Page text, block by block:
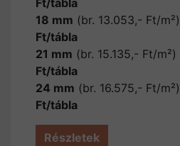
Ft/tábla
18 mm (br. 13.053,- Ft/m²)
Ft/tábla
21 mm (br. 15.135,- Ft/m²)
Ft/tábla
24 mm (br. 16.575,- Ft/m²)
Ft/tábla
Részletek